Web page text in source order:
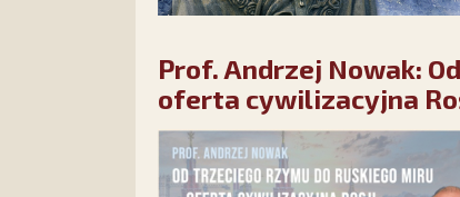
Prof. Andrzej Nowak:
oferta cywilizacyjna